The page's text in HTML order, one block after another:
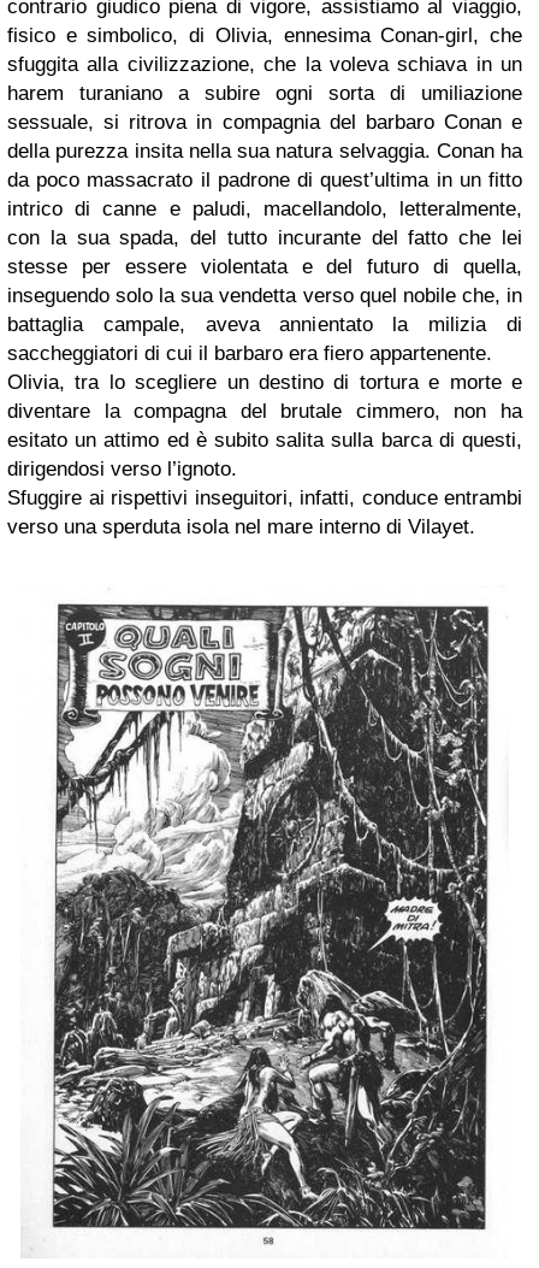
contrario giudico piena di vigore, assistiamo al viaggio,
fisico e simbolico, di Olivia, ennesima Conan-girl, che
sfuggita alla civilizzazione, che la voleva schiava in un
harem turaniano a subire ogni sorta di umiliazione
sessuale, si ritrova in compagnia del barbaro Conan e
della purezza insita nella sua natura selvaggia. Conan ha
da poco massacrato il padrone di quest’ultima in un fitto
intrico di canne e paludi, macellandolo, letteralmente,
con la sua spada, del tutto incurante del fatto che lei
stesse per essere violentata e del futuro di quella,
inseguendo solo la sua vendetta verso quel nobile che, in
battaglia campale, aveva annientato la milizia di
saccheggiatori di cui il barbaro era fiero appartenente.
Olivia, tra lo scegliere un destino di tortura e morte e
diventare la compagna del brutale cimmero, non ha
esitato un attimo ed è subito salita sulla barca di questi,
dirigendosi verso l’ignoto.
Sfuggire ai rispettivi inseguitori, infatti, conduce entrambi
verso una sperduta isola nel mare interno di Vilayet.